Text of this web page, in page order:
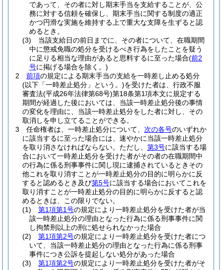
であって、その者に対し期末手当を支給することが、公
務に対する信頼を確保し、期末手当に関する制度の適正
かつ円滑な実施を維持する上で重大な支障を生ずると認
めるとき。
(3)
当該支給日の前日までに、その者について、在職期間
中に懲戒免職の処分を受けるべき行為をしたことを疑う
に足りる相当な理由があると思料するに至った場合(前2
号に掲げる場合を除く。)
2
前項の規定による期末手当の支給を一時差し止める処分
(以下「一時差止処分」という。)を受けた者は、行政不服
審査法(平成26年法律第68号)第18条第1項本文に規定する
期間が経過した後においては、当該一時差止処分後の事情
の変化を理由に、当該一時差止処分をした者に対し、その
取消しを申し立てることができる。
3
任命権者は、一時差止処分について、 次の各号のいずれか
に該当するに至った場合には、速やかに当該一時差止処分
を取り消さなければならない。 ただし、 第3号に該当する場
合において一時差止処分を受けた者がその者の在職期間中
の行為に係る刑事事件に関し現に逮捕されているときその
他これを取り消すことが一時差止処分の目的に明らかに反
すると認めるとき及び第5号に該当する場合においてこれを
取り消すことが一時差止処分の目的に明らかに反すると認
めるときは、この限りでない。
(1)
第1項第1号の規定により一時差止処分を受けた者が当
該一時差止処分の理由となった行為に係る刑事事件に関
し拘禁刑以上の刑に処せられなかった場合
(2)
第1項第2号の規定により一時差止処分を受けた者につ
いて、当該一時差止処分の理由となった行為に係る刑事
事件につき公訴を提起しない処分があった場合
(3)
第1項第2号の規定により一時差止処分を受けた者がそ